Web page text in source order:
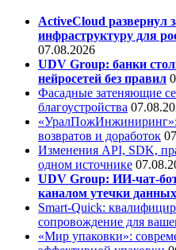
ActiveCloud
инфраструктуру для
07.08.2026
UDV Group: банки
нейросетей без правил
Фасадные затеняющие
благоустройства
«УралПожИнжиниринг»:
возвратов и доработок
Изменения API, SDK,
одном источнике
UDV Group: ИИ-чат-
каналом утечки данных
Smart-Quick:
сопровождение для
«Мир упаковки»: